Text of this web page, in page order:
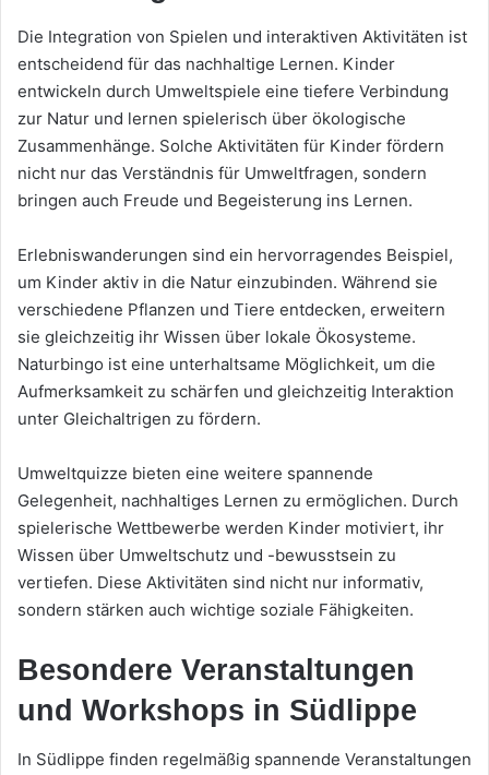
Die Integration von Spielen und interaktiven Aktivitäten ist
entscheidend für das nachhaltige Lernen. Kinder
entwickeln durch Umweltspiele eine tiefere Verbindung
zur Natur und lernen spielerisch über ökologische
Zusammenhänge. Solche Aktivitäten für Kinder fördern
nicht nur das Verständnis für Umweltfragen, sondern
bringen auch Freude und Begeisterung ins Lernen.
Erlebniswanderungen sind ein hervorragendes Beispiel,
um Kinder aktiv in die Natur einzubinden. Während sie
verschiedene Pflanzen und Tiere entdecken, erweitern
sie gleichzeitig ihr Wissen über lokale Ökosysteme.
Naturbingo ist eine unterhaltsame Möglichkeit, um die
Aufmerksamkeit zu schärfen und gleichzeitig Interaktion
unter Gleichaltrigen zu fördern.
Umweltquizze bieten eine weitere spannende
Gelegenheit, nachhaltiges Lernen zu ermöglichen. Durch
spielerische Wettbewerbe werden Kinder motiviert, ihr
Wissen über Umweltschutz und -bewusstsein zu
vertiefen. Diese Aktivitäten sind nicht nur informativ,
sondern stärken auch wichtige soziale Fähigkeiten.
Besondere Veranstaltungen
und Workshops in Südlippe
In Südlippe finden regelmäßig spannende Veranstaltungen